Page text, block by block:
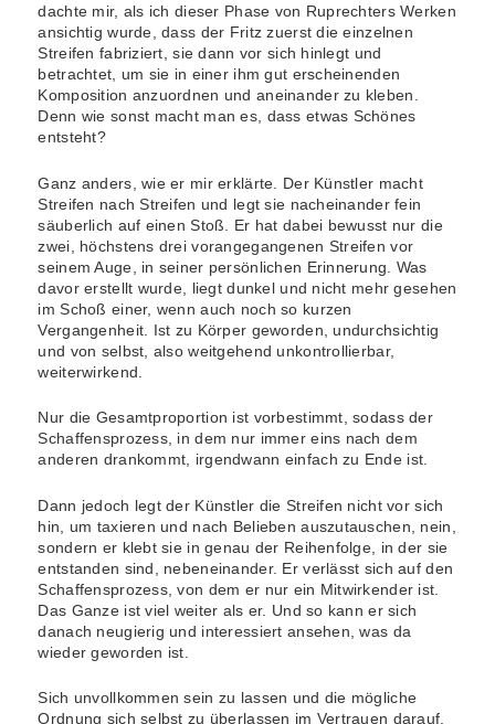
dachte mir, als ich dieser Phase von Ruprechters Werken
ansichtig wurde, dass der Fritz zuerst die einzelnen
Streifen fabriziert, sie dann vor sich hinlegt und
betrachtet, um sie in einer ihm gut erscheinenden
Komposition anzuordnen und aneinander zu kleben.
Denn wie sonst macht man es, dass etwas Schönes
entsteht?
Ganz anders, wie er mir erklärte. Der Künstler macht
Streifen nach Streifen und legt sie nacheinander fein
säuberlich auf einen Stoß. Er hat dabei bewusst nur die
zwei, höchstens drei vorangegangenen Streifen vor
seinem Auge, in seiner persönlichen Erinnerung. Was
davor erstellt wurde, liegt dunkel und nicht mehr gesehen
im Schoß einer, wenn auch noch so kurzen
Vergangenheit. Ist zu Körper geworden, undurchsichtig
und von selbst, also weitgehend unkontrollierbar,
weiterwirkend.
Nur die Gesamtproportion ist vorbestimmt, sodass der
Schaffensprozess, in dem nur immer eins nach dem
anderen drankommt, irgendwann einfach zu Ende ist.
Dann jedoch legt der Künstler die Streifen nicht vor sich
hin, um taxieren und nach Belieben auszutauschen, nein,
sondern er klebt sie in genau der Reihenfolge, in der sie
entstanden sind, nebeneinander. Er verlässt sich auf den
Schaffensprozess, von dem er nur ein Mitwirkender ist.
Das Ganze ist viel weiter als er. Und so kann er sich
danach neugierig und interessiert ansehen, was da
wieder geworden ist.
Sich unvollkommen sein zu lassen und die mögliche
Ordnung sich selbst zu überlassen im Vertrauen darauf,